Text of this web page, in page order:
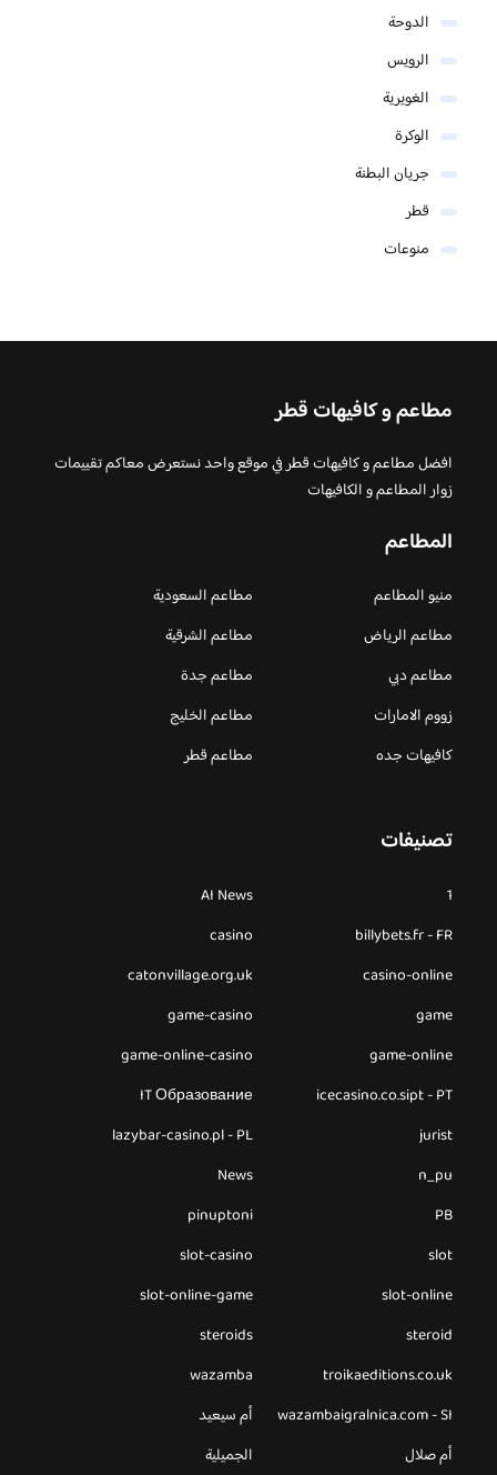
الدوحة
الرويس
الغويرية
الوكرة
جريان البطنة
قطر
منوعات
مطاعم و كافيهات قطر
افضل مطاعم و كافيهات قطر في موقع واحد نستعرض معاكم تقييمات
زوار المطاعم و الكافيهات
المطاعم
منيو المطاعم
مطاعم السعودية
مطاعم الرياض
مطاعم الشرقية
مطاعم دبي
مطاعم جدة
زووم الامارات
مطاعم الخليج
كافيهات جده
مطاعم قطر
تصنيفات
1
AI News
billybets.fr - FR
casino
casino-online
catonvillage.org.uk
game
game-casino
game-online
game-online-casino
icecasino.co.sipt - PT
IT Образование
jurist
lazybar-casino.pl - PL
n_pu
News
PB
pinuptoni
slot
slot-casino
slot-online
slot-online-game
steroid
steroids
troikaeditions.co.uk
wazamba
wazambaigralnica.com - SI
أم سيعيد
أم صلال
الجميلية